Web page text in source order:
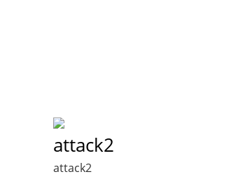
attack2
attack2